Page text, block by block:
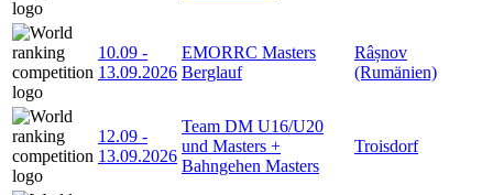
10.09 -
13.09.2026
EMORRC Masters
Berglauf
Râșnov
(Rumänien)
12.09 -
13.09.2026
Team DM U16/U20
und Masters +
Bahngehen Masters
Troisdorf